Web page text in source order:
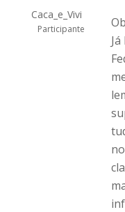
Caca_e_Vivi
Participante